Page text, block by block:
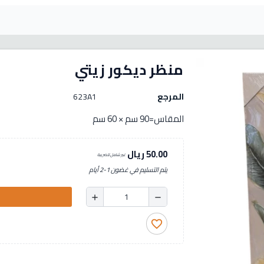
منظر ديكور زيتي
المرجع 623A1
المقاس=90 سم × 60 سم
50.00 ريال غير شامل للضريبة
يتم التسليم في غضون 1-2 أيام
remove
add
favorite_border